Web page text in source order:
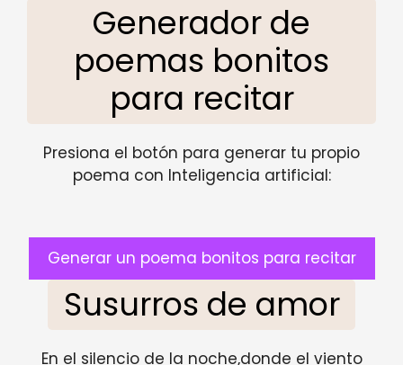
Generador de
poemas bonitos
para recitar
Presiona el botón para generar tu propio
poema con Inteligencia artificial:
Generar un poema bonitos para recitar
Susurros de amor
En el silencio de la noche,donde el viento